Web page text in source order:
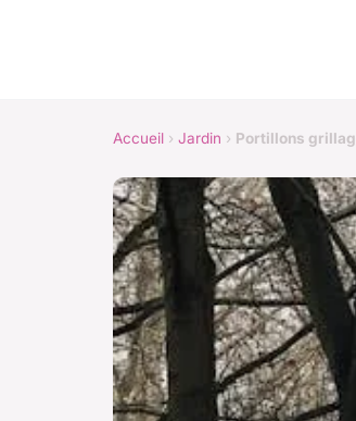
Accueil › Jardin › Portillons